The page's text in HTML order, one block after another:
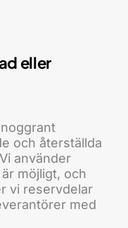
eller
och återställda
använder
möjligt, och
vi reservdelar
med